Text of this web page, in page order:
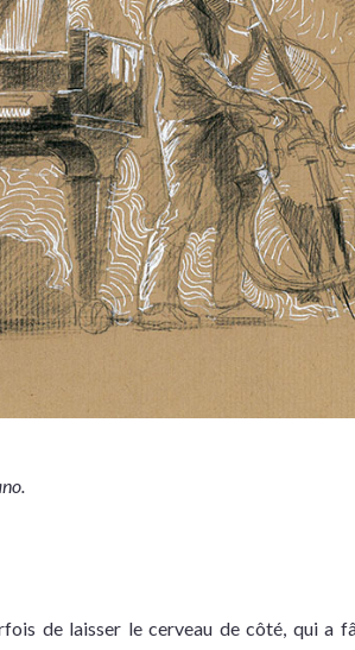
de laisser le cerveau de côté, qui a